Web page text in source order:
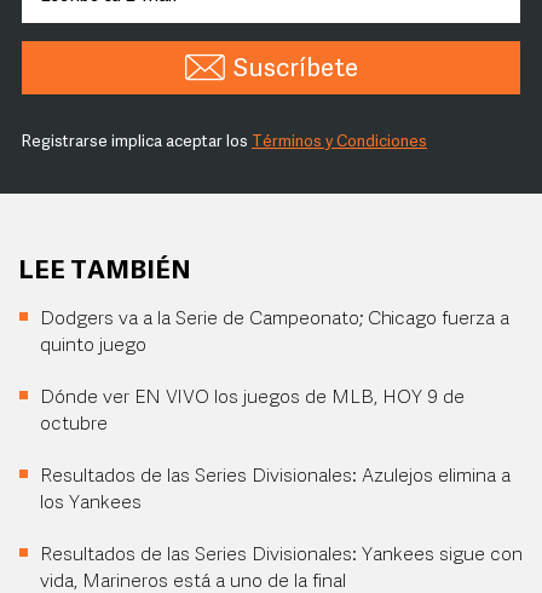
Suscríbete
Registrarse implica aceptar los Términos y Condiciones
LEE TAMBIÉN
Dodgers va a la Serie de Campeonato; Chicago fuerza a
quinto juego
Dónde ver EN VIVO los juegos de MLB, HOY 9 de
octubre
Resultados de las Series Divisionales: Azulejos elimina a
los Yankees
Resultados de las Series Divisionales: Yankees sigue con
vida, Marineros está a uno de la final